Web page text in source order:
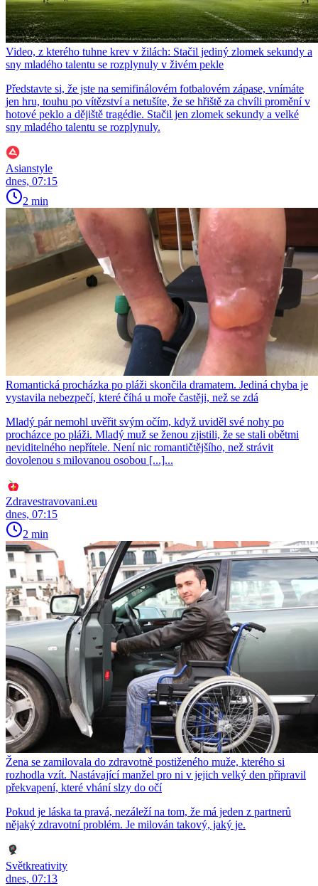
Video, z kterého tuhne krev v žilách: Stačil jediný zlomek sekundy a
sny mladého talentu se rozplynuly v živém pekle
Představte si, že jste na semifinálovém fotbalovém zápase, vnímáte
jen hru, touhu po vítězství a netušíte, že se hřiště za chvíli promění v
hotové peklo a dějiště tragédie. Stačil jen zlomek sekundy a velké
sny mladého talentu se rozplynuly.
Asianstyle
dnes, 07:15
2 min
Romantická procházka po pláži skončila dramatem. Jediná chyba je
vystavila nebezpečí, které číhá u moře častěji, než se zdá
Mladý pár nemohl uvěřit svým očím, když uviděl své nohy po
procházce po pláži. Mladý muž se ženou zjistili, že se stali obětmi
neviditelného nepřítele. Není nic romantičtějšího, než strávit
dovolenou s milovanou osobou [...]...
Zdravestravovani.eu
dnes, 07:15
2 min
Žena se zamilovala do zdravotně postiženého muže, kterého si
rozhodla vzít. Nastávající manžel pro ni v jejich velký den připravil
překvapení, které vhání slzy do očí
Pokud je láska ta pravá, nezáleží na tom, že má jeden z partnerů
nějaký zdravotní problém. Je milován takový, jaký je.
Světkreativity
dnes, 07:13